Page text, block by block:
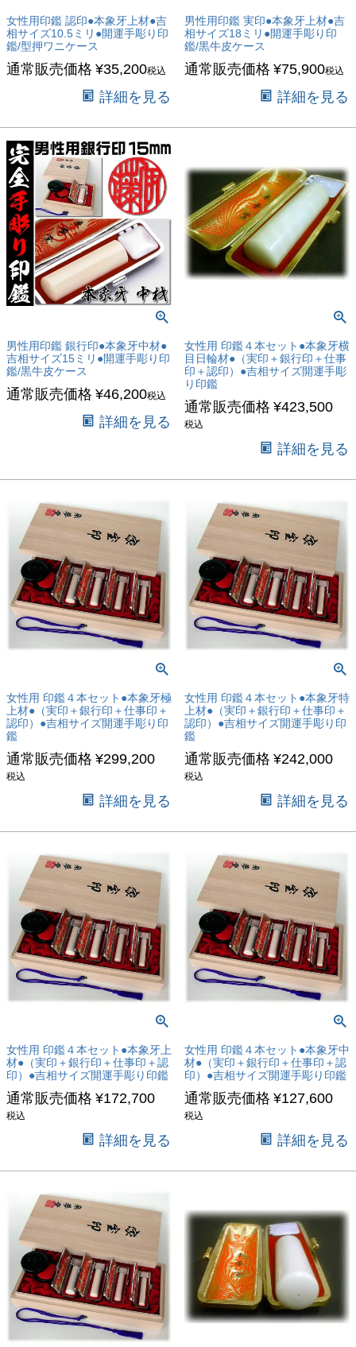
女性用印鑑 認印●本象牙上材●吉
相サイズ10.5ミリ●開運手彫り印
鑑/型押ワニケース
通常販売価格 ¥35,200税込
詳細を見る
男性用印鑑 実印●本象牙上材●吉
相サイズ18ミリ●開運手彫り印
鑑/黒牛皮ケース
通常販売価格 ¥75,900税込
詳細を見る
男性用印鑑 銀行印●本象牙中材●
吉相サイズ15ミリ●開運手彫り印
鑑/黒牛皮ケース
通常販売価格 ¥46,200税込
詳細を見る
女性用 印鑑４本セット●本象牙横
目日輪材●（実印＋銀行印＋仕事
印＋認印）●吉相サイズ開運手彫
り印鑑
通常販売価格 ¥423,500
税込
詳細を見る
女性用 印鑑４本セット●本象牙極
上材●（実印＋銀行印＋仕事印＋
認印）●吉相サイズ開運手彫り印
鑑
通常販売価格 ¥299,200
税込
詳細を見る
女性用 印鑑４本セット●本象牙特
上材●（実印＋銀行印＋仕事印＋
認印）●吉相サイズ開運手彫り印
鑑
通常販売価格 ¥242,000
税込
詳細を見る
女性用 印鑑４本セット●本象牙上
材●（実印＋銀行印＋仕事印＋認
印）●吉相サイズ開運手彫り印鑑
通常販売価格 ¥172,700
税込
詳細を見る
女性用 印鑑４本セット●本象牙中
材●（実印＋銀行印＋仕事印＋認
印）●吉相サイズ開運手彫り印鑑
通常販売価格 ¥127,600
税込
詳細を見る